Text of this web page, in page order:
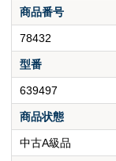
商品番号
78432
型番
639497
商品状態
中古A級品